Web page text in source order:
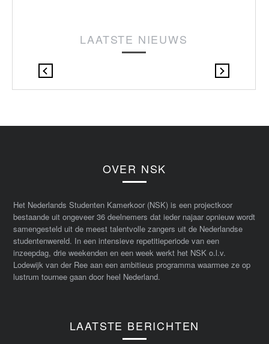
LAATSTE NIEUWS
OVER NSK
Het Nederlands Studenten Kamerkoor (NSK) is een projectkoor
bestaande uit ongeveer 36 deelnemers dat ieder najaar opnieuw wordt
samengesteld uit de meest talentvolle zangers uit de Nederlandse
studentenwereld. In een intensieve repetitieperiode van een
inzeepdag, drie weekenden en een week werkt het NSK o.l.v.
Lodewijk van der Ree aan een ambitieus programma waarmee ze op
lustrum tournee gaan door heel Nederland.
LAATSTE BERICHTEN